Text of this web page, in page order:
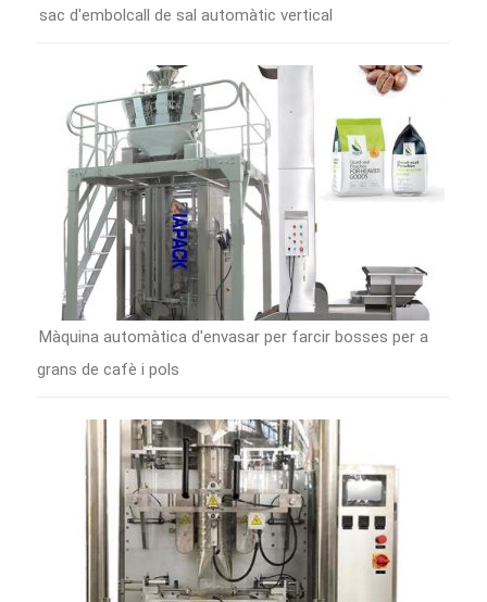
sac d'embolcall de sal automàtic vertical
Màquina automàtica d'envasar per farcir bosses per a
grans de cafè i pols